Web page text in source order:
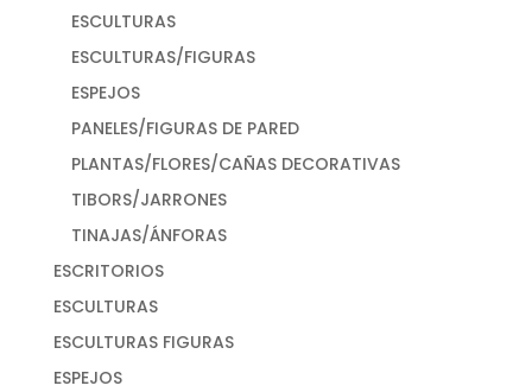
ESCULTURAS
ESCULTURAS/FIGURAS
ESPEJOS
PANELES/FIGURAS DE PARED
PLANTAS/FLORES/CAÑAS DECORATIVAS
TIBORS/JARRONES
TINAJAS/ÁNFORAS
ESCRITORIOS
ESCULTURAS
ESCULTURAS FIGURAS
ESPEJOS